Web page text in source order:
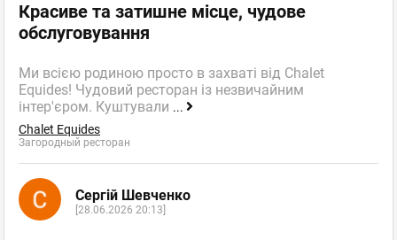
Красиве та затишне місце, чудове
обслуговування
Ми всією родиною просто в захваті від Chalet
Equides! Чудовий ресторан із незвичайним
інтер'єром. Куштували ...
Chalet Equides
Загородный ресторан
Сергій Шевченко
[28.06.2026 20:13]